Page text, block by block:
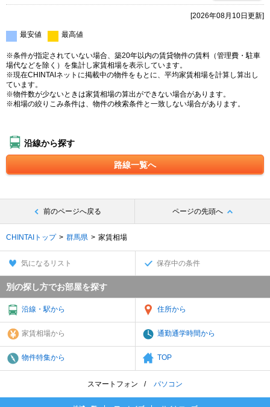
[2026年08月10日更新]
最安値 最高値
※条件が指定されていない場合、築20年以内の賃貸物件の賃料（管理費・駐車
場代などを除く）を集計し家賃相場を表示しています。
※現在CHINTAIネットに掲載中の物件をもとに、平均家賃相場を計算し算出し
ています。
※物件数が少ないときは家賃相場の算出ができない場合があります。
※相場の絞りこみ条件は、物件の検索条件と一致しない場合があります。
沿線から探す
路線一覧へ
前のページへ戻る ページの先頭へ
CHINTAIトップ 群馬県 家賃相場
気になるリスト 保存中の条件
別の探し方でお部屋を探す
沿線・駅から 住所から
家賃相場から 通勤通学時間から
物件特集から TOP
スマートフォン パソコン